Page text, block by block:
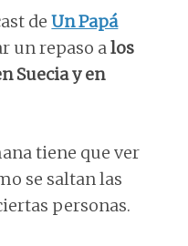
deUn Papá
un repaso alos
Suecia y en
tiene que ver
se saltan las
personas.